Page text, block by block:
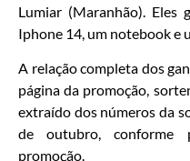
Lumiar (Maranhão). Eles
Iphone 14, um notebook e
A relação completa dos
página da promoção,
extraído dos números da
de outubro, conforme
promoção.